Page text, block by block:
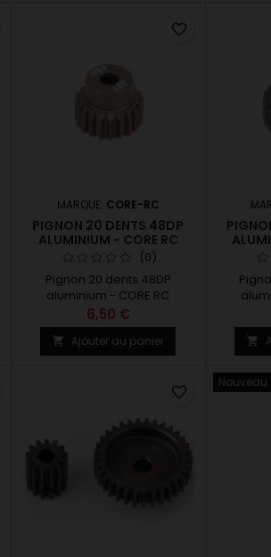
MARQUE: CORE-RC
PIGNON 20 DENTS 48DP
ALUMINIUM - CORE RC
(0)
Pignon 20 dents 48DP
aluminium - CORE RC
6,50 €
 Ajouter au panier
favorite_border

favorite_border
Nouveau